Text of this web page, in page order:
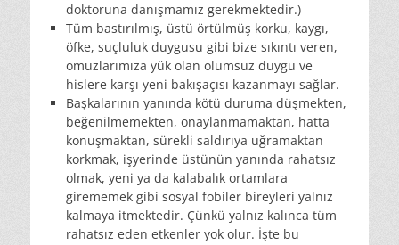
doktoruna danışmamız gerekmektedir.)
Tüm bastırılmış, üstü örtülmüş korku, kaygı,
öfke, suçluluk duygusu gibi bize sıkıntı veren,
omuzlarımıza yük olan olumsuz duygu ve
hislere karşı yeni bakışaçısı kazanmayı sağlar.
Başkalarının yanında kötü duruma düşmekten,
beğenilmemekten, onaylanmamaktan, hatta
konuşmaktan, sürekli saldırıya uğramaktan
korkmak, işyerinde üstünün yanında rahatsız
olmak, yeni ya da kalabalık ortamlara
girememek gibi sosyal fobiler bireyleri yalnız
kalmaya itmektedir. Çünkü yalnız kalınca tüm
rahatsız eden etkenler yok olur. İşte bu